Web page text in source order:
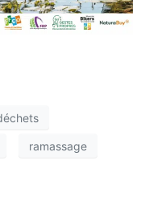
ramassage